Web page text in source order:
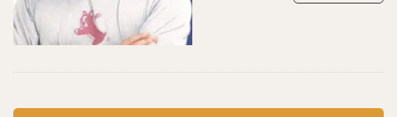
杉浦稔大（すぎうらとしひろ）
松山竜平（まつやまりゅうへい）